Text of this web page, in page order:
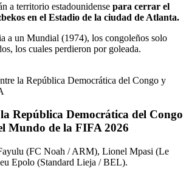
a territorio estadounidense para cerrar el
en el Estadio de la ciudad de Atlanta.
a un Mundial (1974), los congoleños solo
los cuales perdieron por goleada.
la República Democrática del Congo y
República Democrática del Congo
Mundo de la FIFA 2026
(FC Noah / ARM), Lionel Mpasi (Le
Epolo (Standard Lieja / BEL).